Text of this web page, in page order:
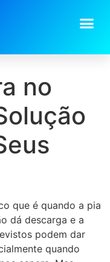
no
no
que é quando a pia
dá descarga e a
podem dar
quando